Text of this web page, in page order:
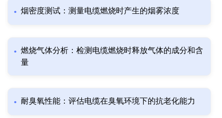
烟密度测试：测量电缆燃烧时产生的烟雾浓度
燃烧气体分析：检测电缆燃烧时释放气体的成分和含
量
耐臭氧性能：评估电缆在臭氧环境下的抗老化能力